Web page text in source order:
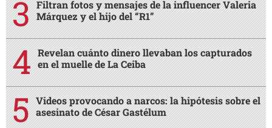
Filtran fotos y mensajes de la influencer Valeria
Márquez y el hijo del “R1”
Revelan cuánto dinero llevaban los capturados
en el muelle de La Ceiba
Videos provocando a narcos: la hipótesis sobre el
asesinato de César Gastélum